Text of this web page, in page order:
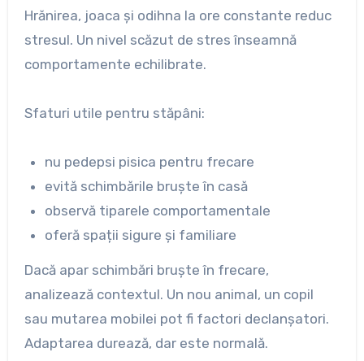
Hrănirea, joaca și odihna la ore constante reduc
stresul. Un nivel scăzut de stres înseamnă
comportamente echilibrate.
Sfaturi utile pentru stăpâni:
nu pedepsi pisica pentru frecare
evită schimbările bruște în casă
observă tiparele comportamentale
oferă spații sigure și familiare
Dacă apar schimbări bruște în frecare,
analizează contextul. Un nou animal, un copil
sau mutarea mobilei pot fi factori declanșatori.
Adaptarea durează, dar este normală.